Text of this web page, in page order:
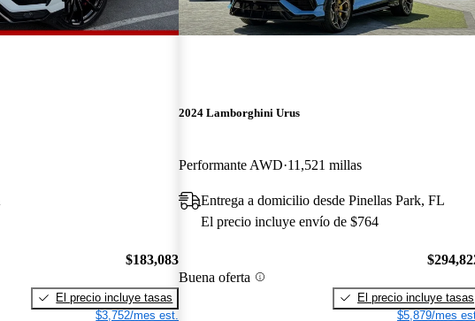
$183,083
El precio incluye tasas
$3,752/mes est.
2024 Lamborghini Urus
Performante AWD 11,521 millas
Entrega a domicilio desde Pinellas Park, FL
El precio incluye envío de $764
Buena oferta
El precio incluye tasas
$5,879/mes